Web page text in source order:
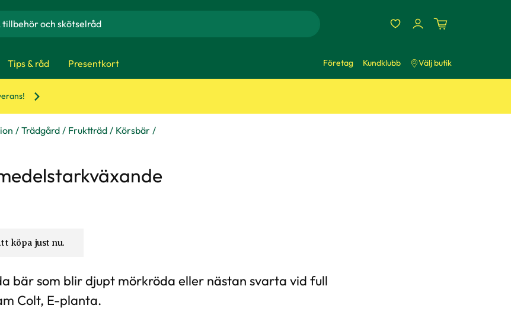
Tips & råd Presentkort Företag Kundklubb Välj butik
Trädgård Fruktträd Körsbär
köpa just nu.
bär som blir djupt mörkröda eller nästan svarta vid full
Colt, E-planta.